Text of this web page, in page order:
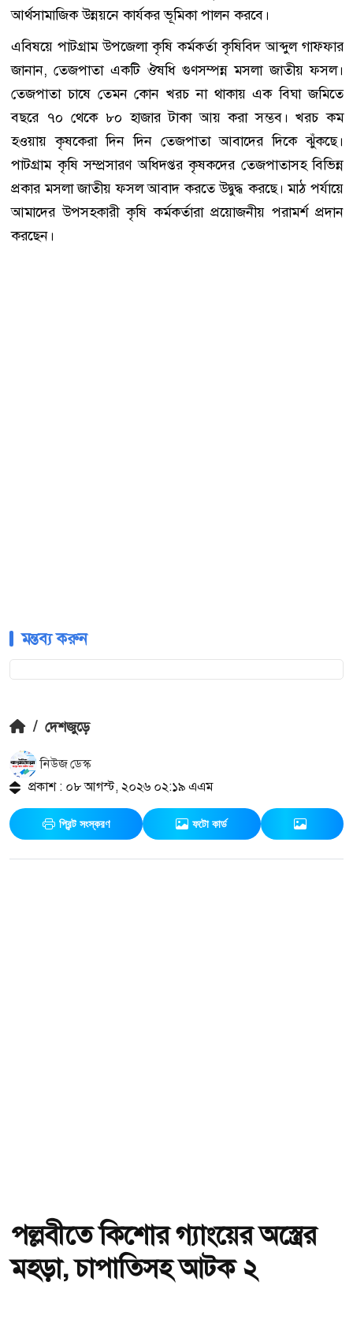
আর্থসামাজিক উন্নয়নে কার্যকর ভূমিকা পালন করবে।
এবিষয়ে পাটগ্রাম উপজেলা কৃষি কর্মকর্তা কৃষিবিদ আব্দুল গাফ্ফার
জানান, তেজপাতা একটি ঔষধি গুণসম্পন্ন মসলা জাতীয় ফসল।
তেজপাতা চাষে তেমন কোন খরচ না থাকায় এক বিঘা জমিতে
বছরে ৭০ থেকে ৮০ হাজার টাকা আয় করা সম্ভব। খরচ কম
হওয়ায় কৃষকেরা দিন দিন তেজপাতা আবাদের দিকে ঝুঁকছে।
পাটগ্রাম কৃষি সম্প্রসারণ অধিদপ্তর কৃষকদের তেজপাতাসহ বিভিন্ন
প্রকার মসলা জাতীয় ফসল আবাদ করতে উদ্বুদ্ধ করছে। মাঠ পর্যায়ে
আমাদের উপসহকারী কৃষি কর্মকর্তারা প্রয়োজনীয় পরামর্শ প্রদান
করছেন।
মন্তব্য করুন
/ দেশজুড়ে
নিউজ ডেস্ক
প্রকাশ : ০৮ আগস্ট, ২০২৬ ০২:১৯ এএম
প্রিন্ট সংস্করণ ফটো কার্ড
পল্লবীতে কিশোর গ্যাংয়ের অস্ত্রের
মহড়া, চাপাতিসহ আটক ২